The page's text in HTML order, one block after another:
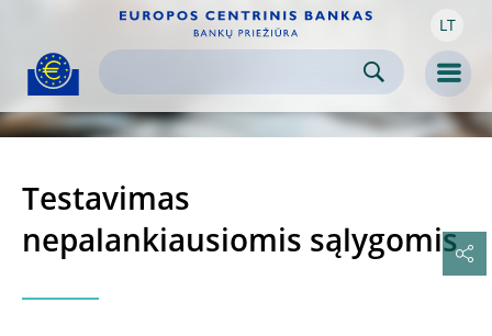
Skip to
content LT
Testavimas
nepalankiausiomis sąlygomis